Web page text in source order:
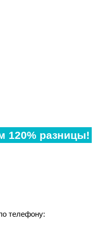
120% разницы!
телефону: